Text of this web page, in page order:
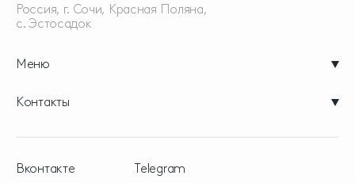
Меню
Россия, г. Сочи, Красная Поляна,
с. Эстосадок
Контакты
Вконтакте Telegram